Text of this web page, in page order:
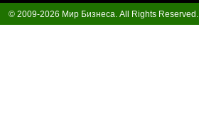
© 2009-2026 Мир Бизнеса. All Rights Reserved.